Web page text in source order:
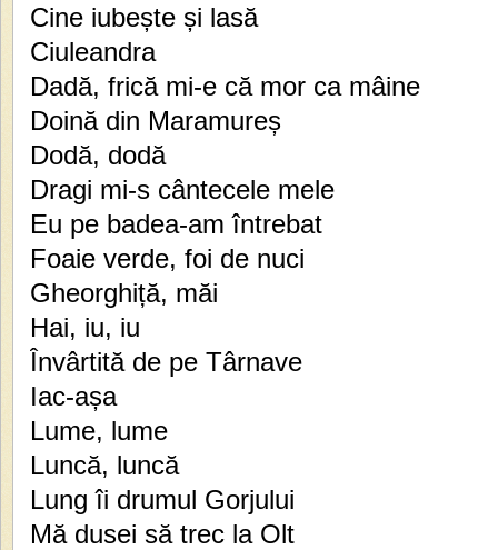
Cine iubește și lasă
Ciuleandra
Dadă, frică mi-e că mor ca mâine
Doină din Maramureș
Dodă, dodă
Dragi mi-s cântecele mele
Eu pe badea-am întrebat
Foaie verde, foi de nuci
Gheorghiță, măi
Hai, iu, iu
Învârtită de pe Târnave
Iac-așa
Lume, lume
Luncă, luncă
Lung îi drumul Gorjului
Mă dusei să trec la Olt